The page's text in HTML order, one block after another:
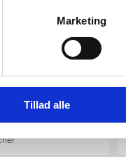
Marketing
Tillad alle
DKK.